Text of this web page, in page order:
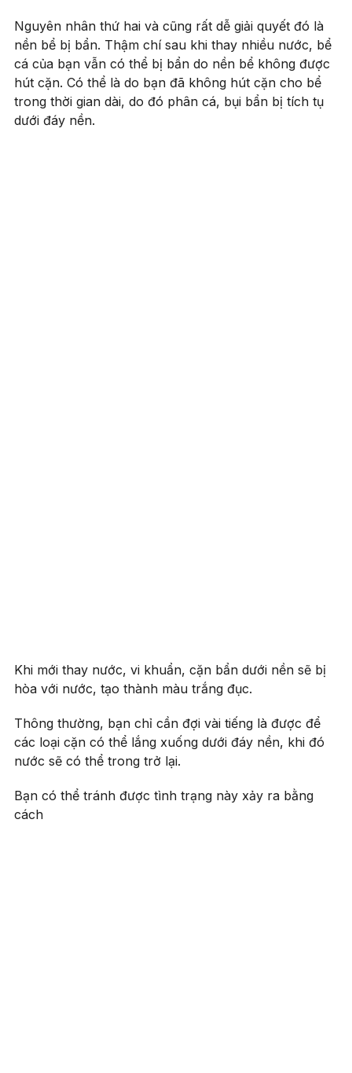
Nguyên nhân thứ hai và cũng rất dễ giải quyết đó là
nền bể bị bẩn. Thậm chí sau khi thay nhiều nước, bể
cá của bạn vẫn có thể bị bẩn do nền bể không được
hút cặn. Có thể là do bạn đã không hút cặn cho bể
trong thời gian dài, do đó phân cá, bụi bẩn bị tích tụ
dưới đáy nền.
Khi mới thay nước, vi khuẩn, cặn bẩn dưới nền sẽ bị
hòa với nước, tạo thành màu trắng đục.
Thông thường, bạn chỉ cần đợi vài tiếng là được để
các loại cặn có thể lắng xuống dưới đáy nền, khi đó
nước sẽ có thể trong trở lại.
Bạn có thể tránh được tình trạng này xảy ra bằng
cách